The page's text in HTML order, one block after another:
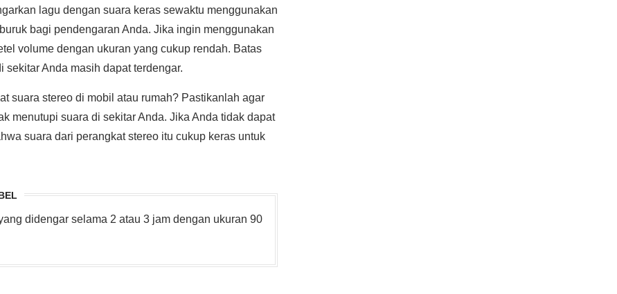
lagu dengan suara keras sewaktu menggunakan
bagi pendengaran Anda. Jika ingin menggunakan
volume dengan ukuran yang cukup rendah. Batas
Anda masih dapat terdengar.
suara stereo di mobil atau rumah? Pastikanlah agar
menutupi suara di sekitar Anda. Jika Anda tidak dapat
suara dari perangkat stereo itu cukup keras untuk
didengar selama 2 atau 3 jam dengan ukuran 90